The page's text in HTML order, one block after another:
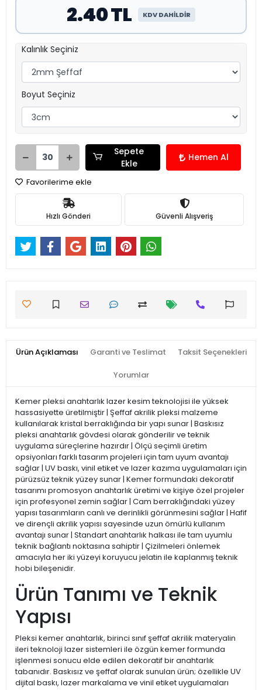
2.40 TL KDV DAHİLDİR
Kalınlık Seçiniz
Boyut Seçiniz
Sepete
Ekle
Hemen Al
Favorilerime ekle
Hızlı Gönderi Güvenli Alışveriş
Ürün Açıklaması Garanti ve Teslimat Taksit Seçenekleri
Yorumlar
Kemer pleksi anahtarlık lazer kesim teknolojisi ile yüksek
hassasiyette üretilmiştir | Şeffaf akrilik pleksi malzeme
kullanılarak kristal berraklığında bir yapı sunar | Baskısız
pleksi anahtarlık gövdesi olarak gönderilir ve teknik
uygulama süreçlerine hazırdır | Ölçü seçimli üretim
opsiyonları farklı tasarım projeleri için tam uyum avantajı
sağlar | UV baskı, vinil etiket ve lazer kazıma uygulamaları için
pürüzsüz teknik yüzey sunar | Kemer formundaki dekoratif
tasarımı promosyon anahtarlık üretimi ve kişiye özel projeler
için profesyonel zemin sağlar | Cam berraklığındaki yüzey
yapısı tasarımların canlı ve derinlikli görünmesini sağlar | Hafif
ve dirençli akrilik yapısı sayesinde uzun ömürlü kullanım
avantajı sunar | Standart anahtarlık halkası ile tam uyumlu
teknik bağlantı noktasına sahiptir | Çizilmeleri önlemek
amacıyla her iki yüzeyi koruyucu jelatin ile kaplanmış teknik
hobi bileşenidir.
Ürün Tanımı ve Teknik
Yapısı
Pleksi kemer anahtarlık, birinci sınıf şeffaf akrilik materyalin
ileri teknoloji lazer sistemleri ile özgün kemer formunda
işlenmesi sonucu elde edilen dekoratif bir anahtarlık
tabanıdır. Baskısız ve şeffaf olarak sunulan ürün; özellikle UV
dijital baskı, lazer markalama ve vinil etiket uygulamaları